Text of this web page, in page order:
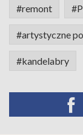
#remont
#artystyczne
#kandelabry